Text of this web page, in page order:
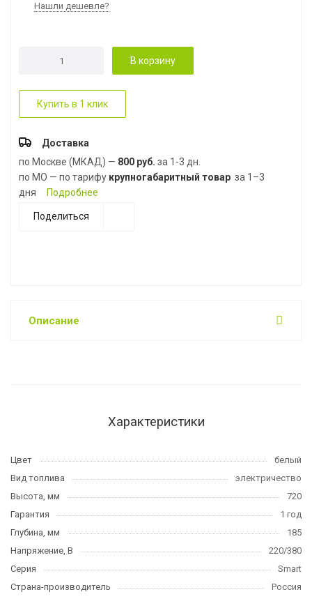
Нашли дешевле?
В корзину
Купить в 1 клик
Доставка
по Москве (МКАД) — 800 руб. за 1-3 дн.
по МО — по тарифу крупногабаритный товар за 1–3
дня
Подробнее
Поделиться
Описание
Характеристики
Цвет
белый
Вид топлива
электричество
Высота, мм
720
Гарантия
1 год
Глубина, мм
185
Напряжение, В
220/380
Серия
Smart
Страна-производитель
Россия